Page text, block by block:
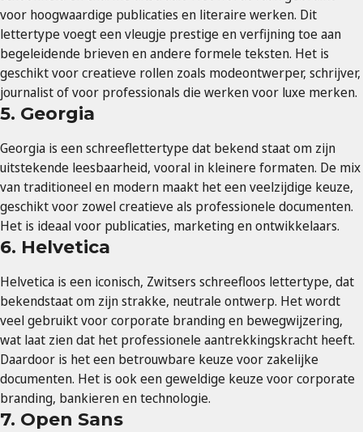
voor hoogwaardige publicaties en literaire werken. Dit
lettertype voegt een vleugje prestige en verfijning toe aan
begeleidende brieven en andere formele teksten. Het is
geschikt voor creatieve rollen zoals modeontwerper, schrijver,
journalist of voor professionals die werken voor luxe merken.
5. Georgia
Georgia is een schreeflettertype dat bekend staat om zijn
uitstekende leesbaarheid, vooral in kleinere formaten. De mix
van traditioneel en modern maakt het een veelzijdige keuze,
geschikt voor zowel creatieve als professionele documenten.
Het is ideaal voor publicaties, marketing en ontwikkelaars.
6. Helvetica
Helvetica is een iconisch, Zwitsers schreefloos lettertype, dat
bekendstaat om zijn strakke, neutrale ontwerp. Het wordt
veel gebruikt voor corporate branding en bewegwijzering,
wat laat zien dat het professionele aantrekkingskracht heeft.
Daardoor is het een betrouwbare keuze voor zakelijke
documenten. Het is ook een geweldige keuze voor corporate
branding, bankieren en technologie.
7. Open Sans